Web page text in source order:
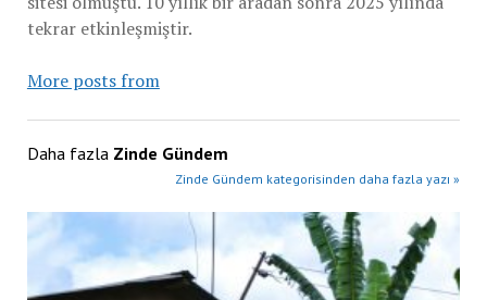
tekrar etkinleşmiştir.
More posts from
Daha fazla Zinde Gündem
Zinde Gündem kategorisinden daha fazla yazı »